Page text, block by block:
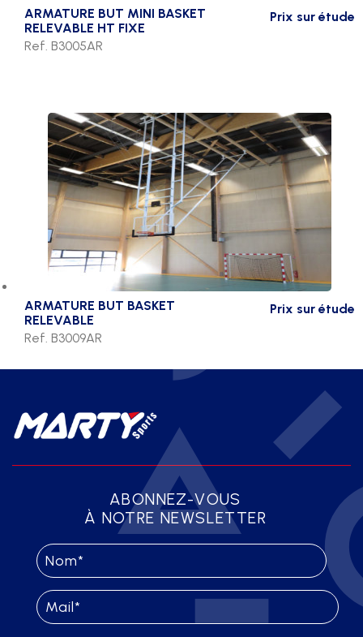
ARMATURE BUT MINI BASKET
RELEVABLE HT FIXE
Prix sur étude
Ref. B3005AR
ARMATURE BUT BASKET
RELEVABLE
Prix sur étude
Ref. B3009AR
ABONNEZ-VOUS
À NOTRE NEWSLETTER